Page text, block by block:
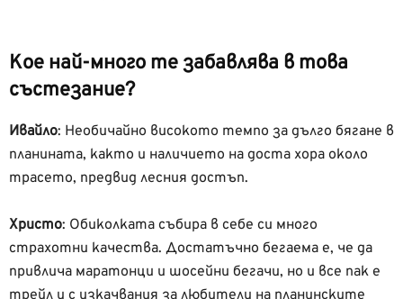
Кое най-много те забавлява в това
състезание?
Ивайло: Необичайно високото темпо за дълго бягане в
планината, както и наличието на доста хора около
трасето, предвид лесния достъп.
Христо: Обиколката събира в себе си много
страхотни качества. Достатъчно бегаема е, че да
привлича маратонци и шосейни бегачи, но и все пак е